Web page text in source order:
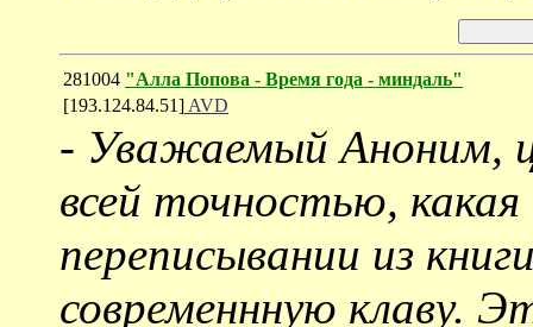
281004 "Алла Попова - Время года - миндаль"
[193.124.84.51] AVD
- Уважаемый Аноним,
всей точностью,
переписывании из
современнную клаву.